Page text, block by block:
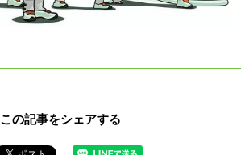
この記事をシェアする